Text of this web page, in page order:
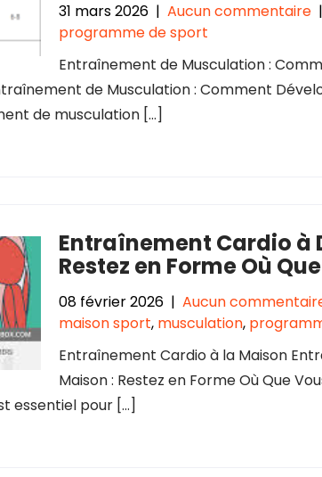
31 mars 2026 | Aucun commentaire |
programme de sport
Entraînement de Musculation :
de Musculation : Comment
de musculation […]
Entraînement Cardio à
Restez en Forme Où
08 février 2026 | Aucun
maison sport, musculation,
Entraînement Cardio à la Maison
Maison : Restez en Forme Où Que
essentiel pour […]